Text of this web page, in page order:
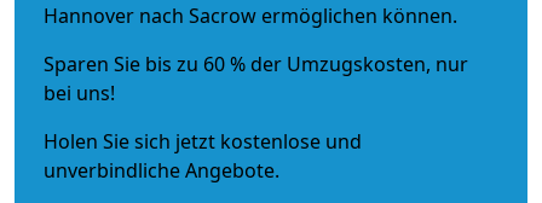
Hannover nach Sacrow ermöglichen können.
Sparen Sie bis zu 60 % der Umzugskosten, nur
bei uns!
Holen Sie sich jetzt kostenlose und
unverbindliche Angebote.